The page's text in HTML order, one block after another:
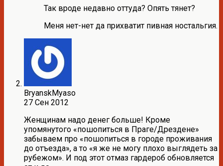
Так вроде недавно оттуда? Опять тянет?
Меня нет-нет да прихватит пивная ностальгия.
BryanskMyaso
27 Сен 2012
Женщинам надо денег больше! Кроме
упомянутого «пошопиться в Праге/Дрездене»
забываем про «пошопиться в городе проживания
до отъезда», а то «я же не могу плохо выглядеть за
рубежом». И под этот отмаз гардероб обновляется